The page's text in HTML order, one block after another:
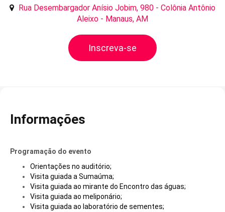
Rua Desembargador Anísio Jobim, 980 - Colônia Antônio
Aleixo - Manaus, AM
Inscreva-se
Informações
Programação do evento
Orientações no auditório;
Visita guiada a Sumaúma;
Visita guiada ao mirante do Encontro das águas;
Visita guiada ao meliponário;
Visita guiada ao laboratório de sementes;